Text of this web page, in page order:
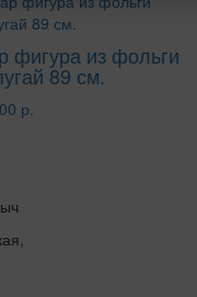
фигура из фольги
89 см.
р.